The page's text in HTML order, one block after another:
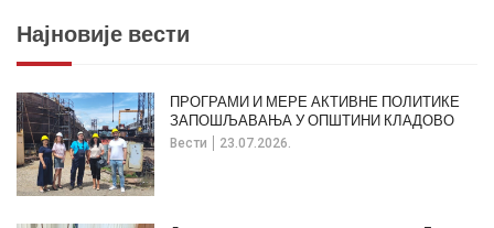
Најновије вести
Вести 23.07.2026.
ПРОГРАМИ И МЕРЕ АКТИВНЕ ПОЛИТИКЕ
ЗАПОШЉАВАЊА У ОПШТИНИ КЛАДОВО